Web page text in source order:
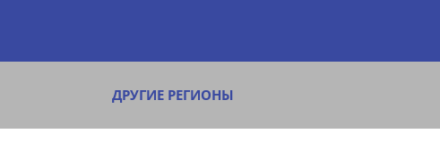
ДРУГИЕ РЕГИОНЫ